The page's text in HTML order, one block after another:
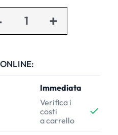
Immediata
Verifica i
costi
a carrello